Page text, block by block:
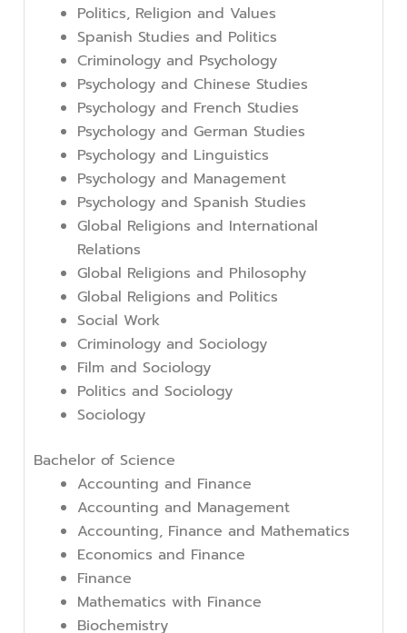
Politics, Religion and Values
Spanish Studies and Politics
Criminology and Psychology
Psychology and Chinese Studies
Psychology and French Studies
Psychology and German Studies
Psychology and Linguistics
Psychology and Management
Psychology and Spanish Studies
Global Religions and International
Relations
Global Religions and Philosophy
Global Religions and Politics
Social Work
Criminology and Sociology
Film and Sociology
Politics and Sociology
Sociology
Bachelor of Science
Accounting and Finance
Accounting and Management
Accounting, Finance and Mathematics
Economics and Finance
Finance
Mathematics with Finance
Biochemistry